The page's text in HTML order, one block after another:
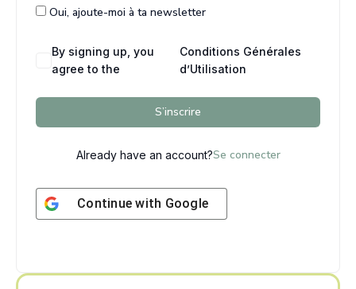
Oui, ajoute-moi à ta newsletter
By signing up, you
agree to the
Conditions Générales
d’Utilisation
S’inscrire
Already have an account?Se connecter
Continue with Google